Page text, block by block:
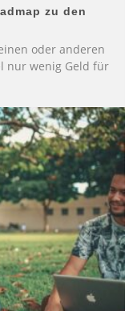
zu den
oder anderen
nur wenig Geld für